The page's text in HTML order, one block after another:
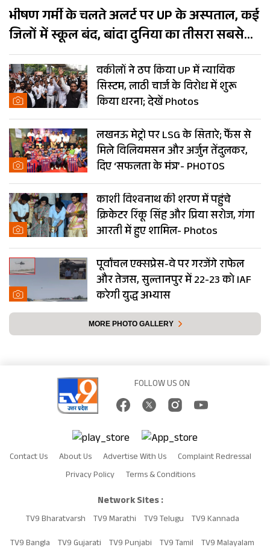
भीषण गर्मी के चलते अलर्ट पर UP के अस्पताल, कई
जिलों में स्कूल बंद, बांदा दुनिया का तीसरा सबसे
गर्म शहर
वकीलों ने ठप किया UP में न्यायिक
सिस्टम, लाठी चार्ज के विरोध में शुरू
किया धरना; देखें Photos
लखनऊ मेट्रो पर LSG के सितारे; फैंस से
मिले विलियमसन और अर्जुन तेंदुलकर,
दिए ‘सफलता के मंत्र’- PHOTOS
काशी विश्वनाथ की शरण में पहुंचे
क्रिकेटर रिंकू सिंह और प्रिया सरोज, गंगा
आरती में हुए शामिल- Photos
पूर्वांचल एक्सप्रेस-वे पर गरजेंगे राफेल
और तेजस, सुल्तानपुर में 22-23 को IAF
करेगी युद्ध अभ्यास
MORE PHOTO GALLERY
FOLLOW US ON
Contact Us About Us Advertise With Us
Complaint Redressal
Privacy Policy
Terms & Conditions
Network Sites :
TV9 Bharatvarsh TV9 Marathi TV9 Telugu TV9 Kannada
TV9 Bangla TV9 Gujarati TV9 Punjabi TV9 Tamil TV9 Malayalam